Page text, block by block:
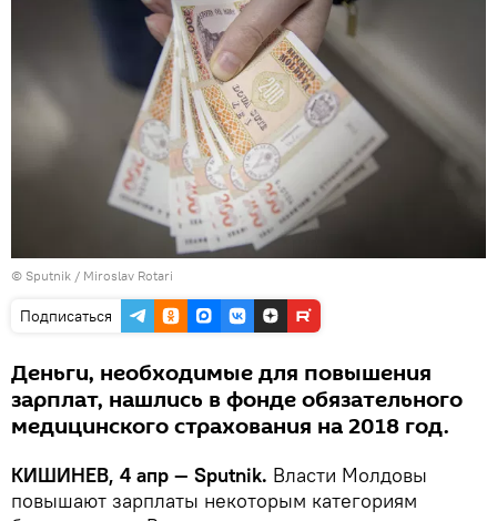
© Sputnik / Miroslav Rotari
Подписаться
Деньги, необходимые для повышения
зарплат, нашлись в фонде обязательного
медицинского страхования на 2018 год.
КИШИНЕВ, 4 апр — Sputnik. Власти Молдовы
повышают зарплаты некоторым категориям